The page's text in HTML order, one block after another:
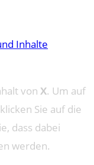
Inhalte
von X. Um auf
Sie auf die
dass dabei
werden.